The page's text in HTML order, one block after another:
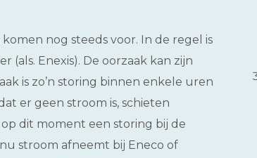
nog steeds voor. In de regel is
(als. Enexis). De oorzaak kan zijn
is zo’n storing binnen enkele uren
er geen stroom is, schieten
dit moment een storing bij de
stroom afneemt bij Eneco of